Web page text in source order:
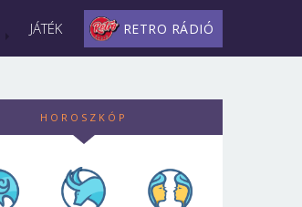
JÁTÉK RETRO RÁDIÓ
HOROSZKÓP